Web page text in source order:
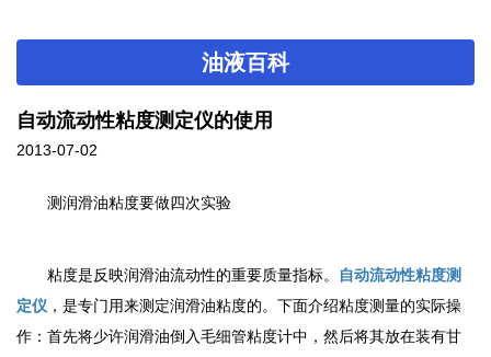
油液百科
自动流动性粘度测定仪的使用
2013-07-02
测润滑油粘度要做四次实验
粘度是反映润滑油流动性的重要质量指标。
自动流动性粘度测
定仪 ，是专门用来测定润滑油粘度的。下面介绍粘度测量的实际操
作：首先将少许润滑油倒入毛细管粘度计中，然后将其放在装有甘